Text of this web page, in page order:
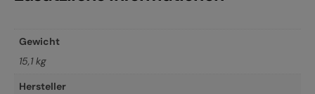
Gewicht
15,1 kg
Hersteller